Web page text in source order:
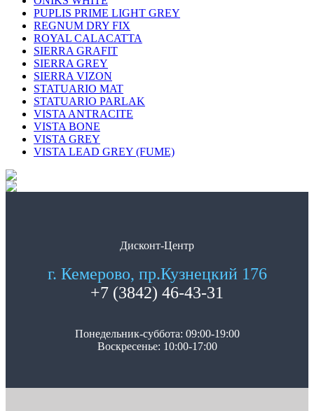
PUPLIS PRIME LIGHT GREY
REGNUM DRY FIX
ROYAL CALACATTA
SIERRA GRAFIT
SIERRA GREY
SIERRA VIZON
STATUARIO MAT
STATUARIO PARLAK
VISTA ANTRACITE
VISTA BONE
VISTA GREY
VISTA LEAD GREY (FUME)
Дисконт-Центр
г. Кемерово, пр.Кузнецкий 176
+7 (3842) 46-43-31
Понедельник-суббота: 09:00-19:00
Воскресенье: 10:00-17:00